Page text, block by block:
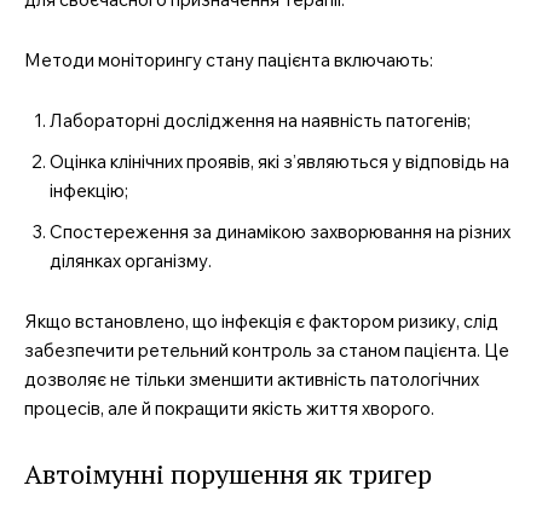
Мій акаунт
Методи моніторингу стану пацієнта включають:
Лабораторні дослідження на наявність патогенів;
Оцінка клінічних проявів, які з’являються у відповідь на
інфекцію;
Спостереження за динамікою захворювання на різних
ділянках організму.
Якщо встановлено, що інфекція є фактором ризику, слід
забезпечити ретельний контроль за станом пацієнта. Це
дозволяє не тільки зменшити активність патологічних
процесів, але й покращити якість життя хворого.
Автоімунні порушення як тригер